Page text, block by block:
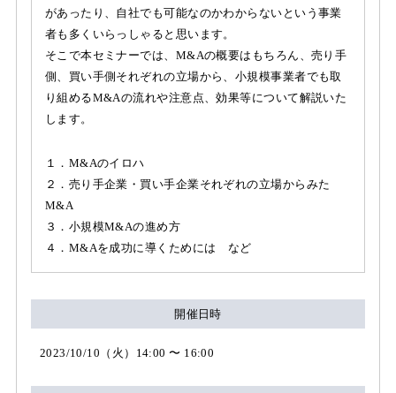
があったり、自社でも可能なのかわからないという事業
者も多くいらっしゃると思います。
そこで本セミナーでは、M&Aの概要はもちろん、売り手
側、買い手側それぞれの立場から、小規模事業者でも取
り組めるM&Aの流れや注意点、効果等について解説いた
します。
１．M&Aのイロハ
２．売り手企業・買い手企業それぞれの立場からみた
M&A
３．小規模M&Aの進め方
４．M&Aを成功に導くためには など
開催日時
2023/10/10（火）14:00 〜 16:00